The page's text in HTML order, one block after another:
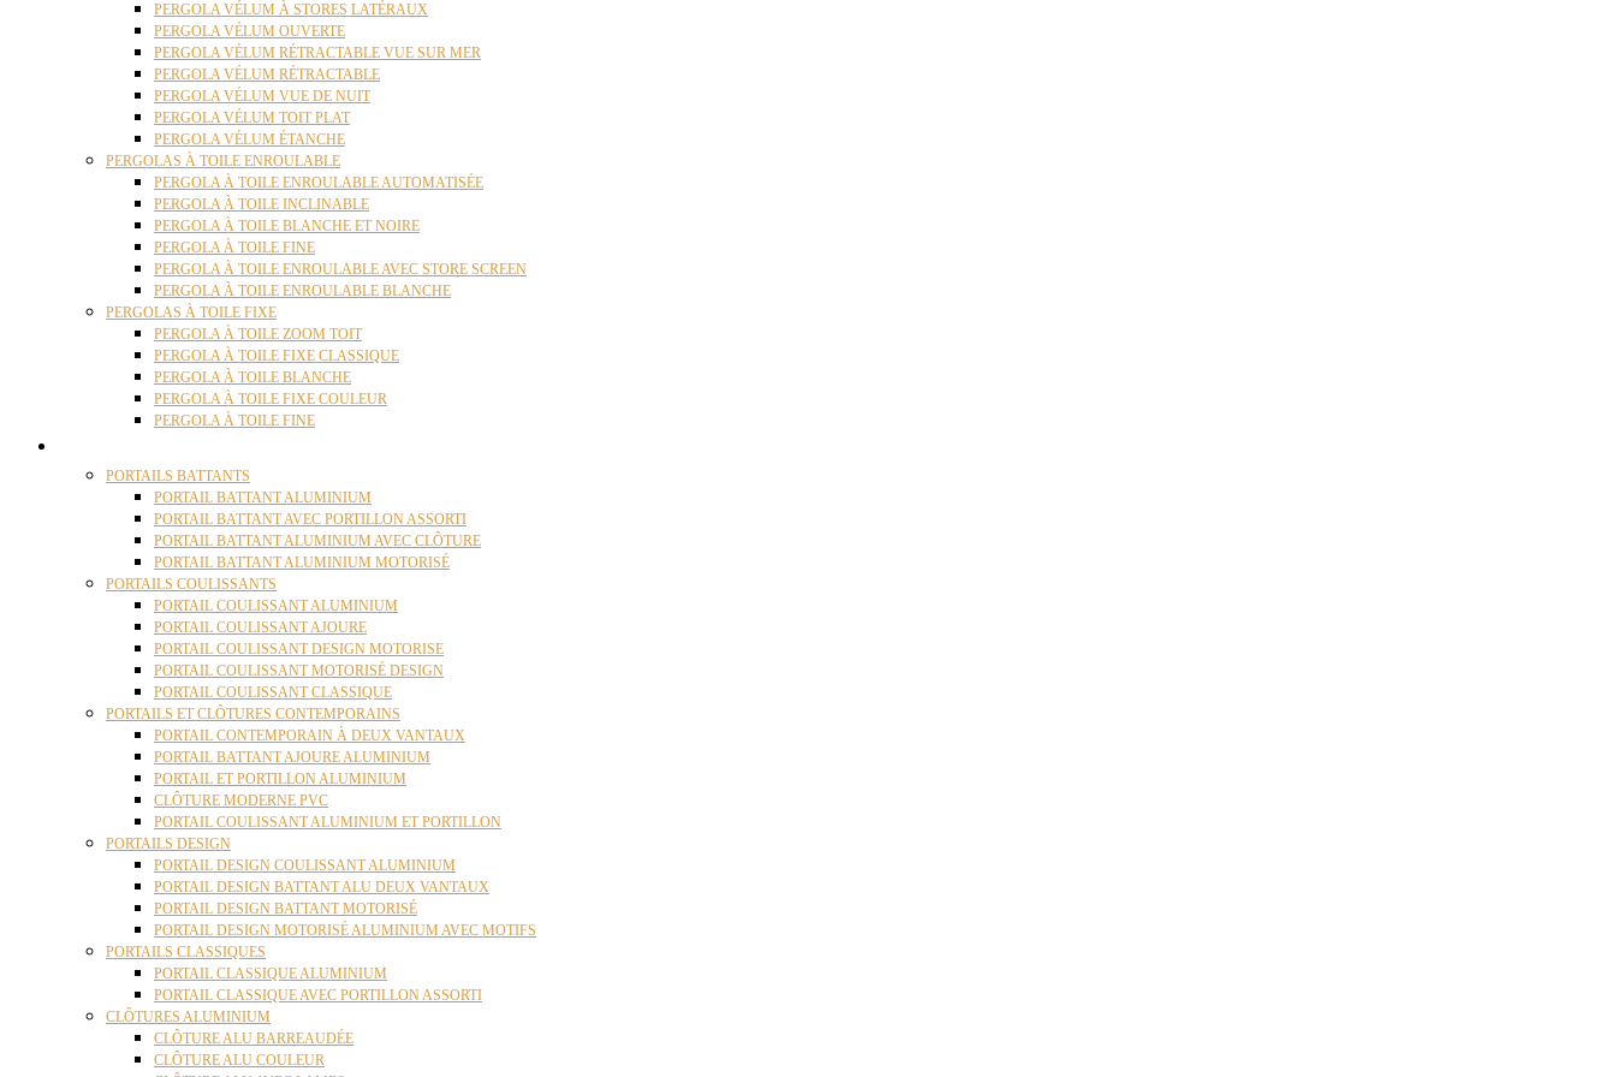
PERGOLA VÉLUM À STORES LATÉRAUX
PERGOLA VÉLUM OUVERTE
PERGOLA VÉLUM RÉTRACTABLE VUE SUR MER
PERGOLA VÉLUM RÉTRACTABLE
PERGOLA VÉLUM VUE DE NUIT
PERGOLA VÉLUM TOIT PLAT
PERGOLA VÉLUM ÉTANCHE
PERGOLAS À TOILE ENROULABLE
PERGOLA À TOILE ENROULABLE AUTOMATISÉE
PERGOLA À TOILE INCLINABLE
PERGOLA À TOILE BLANCHE ET NOIRE
PERGOLA À TOILE FINE
PERGOLA À TOILE ENROULABLE AVEC STORE SCREEN
PERGOLA À TOILE ENROULABLE BLANCHE
PERGOLAS À TOILE FIXE
PERGOLA À TOILE ZOOM TOIT
PERGOLA À TOILE FIXE CLASSIQUE
PERGOLA À TOILE BLANCHE
PERGOLA À TOILE FIXE COULEUR
PERGOLA À TOILE FINE
PORTAILS BATTANTS
PORTAIL BATTANT ALUMINIUM
PORTAIL BATTANT AVEC PORTILLON ASSORTI
PORTAIL BATTANT ALUMINIUM AVEC CLÔTURE
PORTAIL BATTANT ALUMINIUM MOTORISÉ
PORTAILS COULISSANTS
PORTAIL COULISSANT ALUMINIUM
PORTAIL COULISSANT AJOURE
PORTAIL COULISSANT DESIGN MOTORISE
PORTAIL COULISSANT MOTORISÉ DESIGN
PORTAIL COULISSANT CLASSIQUE
PORTAILS ET CLÔTURES CONTEMPORAINS
PORTAIL CONTEMPORAIN À DEUX VANTAUX
PORTAIL BATTANT AJOURE ALUMINIUM
PORTAIL ET PORTILLON ALUMINIUM
CLÔTURE MODERNE PVC
PORTAIL COULISSANT ALUMINIUM ET PORTILLON
PORTAILS DESIGN
PORTAIL DESIGN COULISSANT ALUMINIUM
PORTAIL DESIGN BATTANT ALU DEUX VANTAUX
PORTAIL DESIGN BATTANT MOTORISÉ
PORTAIL DESIGN MOTORISÉ ALUMINIUM AVEC MOTIFS
PORTAILS CLASSIQUES
PORTAIL CLASSIQUE ALUMINIUM
PORTAIL CLASSIQUE AVEC PORTILLON ASSORTI
CLÔTURES ALUMINIUM
CLÔTURE ALU BARREAUDÉE
CLÔTURE ALU COULEUR